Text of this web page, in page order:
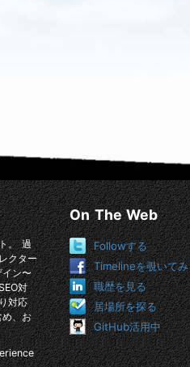
。 過
クター
ン〜
対
対応
、お
On The Web
Followする
Timelineを覗いて
職歴を見る
居場所を探る
GitHub活用中